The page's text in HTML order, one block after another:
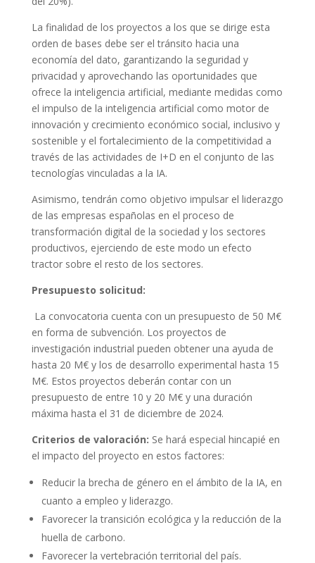
La finalidad de los proyectos a los que se dirige esta
orden de bases debe ser el tránsito hacia una
economía del dato, garantizando la seguridad y
privacidad y aprovechando las oportunidades que
ofrece la inteligencia artificial, mediante medidas como
el impulso de la inteligencia artificial como motor de
innovación y crecimiento económico social, inclusivo y
sostenible y el fortalecimiento de la competitividad a
través de las actividades de I+D en el conjunto de las
tecnologías vinculadas a la IA.
Asimismo, tendrán como objetivo impulsar el liderazgo
de las empresas españolas en el proceso de
transformación digital de la sociedad y los sectores
productivos, ejerciendo de este modo un efecto
tractor sobre el resto de los sectores.
Presupuesto solicitud:
La convocatoria cuenta con un presupuesto de 50 M€
en forma de subvención. Los proyectos de
investigación industrial pueden obtener una ayuda de
hasta 20 M€ y los de desarrollo experimental hasta 15
M€. Estos proyectos deberán contar con un
presupuesto de entre 10 y 20 M€ y una duración
máxima hasta el 31 de diciembre de 2024.
Criterios de valoración: Se hará especial hincapié en
el impacto del proyecto en estos factores:
Reducir la brecha de género en el ámbito de la IA, en
cuanto a empleo y liderazgo.
Favorecer la transición ecológica y la reducción de la
huella de carbono.
Favorecer la vertebración territorial del país.